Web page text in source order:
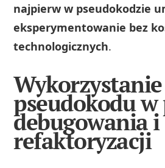
najpierw w pseudokodzie
eksperymentowanie bez
technologicznych.
Wykorzystanie
pseudokodu w
debugowania i
refaktoryzacji